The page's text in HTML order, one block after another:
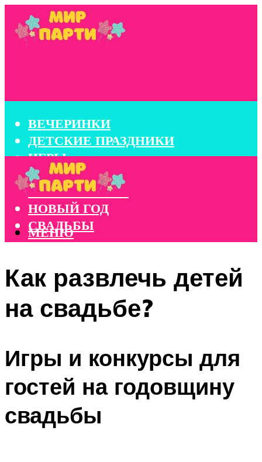
ВЕЧЕРИНКИ
ДЕТСКИЕ ПРАЗДНИКИ
ИГРЫ
КОНКУРСЫ
КОРПОРАТИВЫ
НОВЫЙ ГОД
СВАДЬБЫ
МЕНЮ
Как развлечь детей
на свадьбе?
Игры и конкурсы для
гостей на годовщину
свадьбы